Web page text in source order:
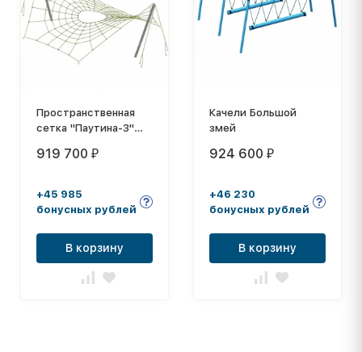
Пространственная
сетка "Паутина-3"
919 700 ₽
+45 985
бонусных рублей
В корзину
Качели Большой
змей
924 600 ₽
+46 230
бонусных рублей
В корзину